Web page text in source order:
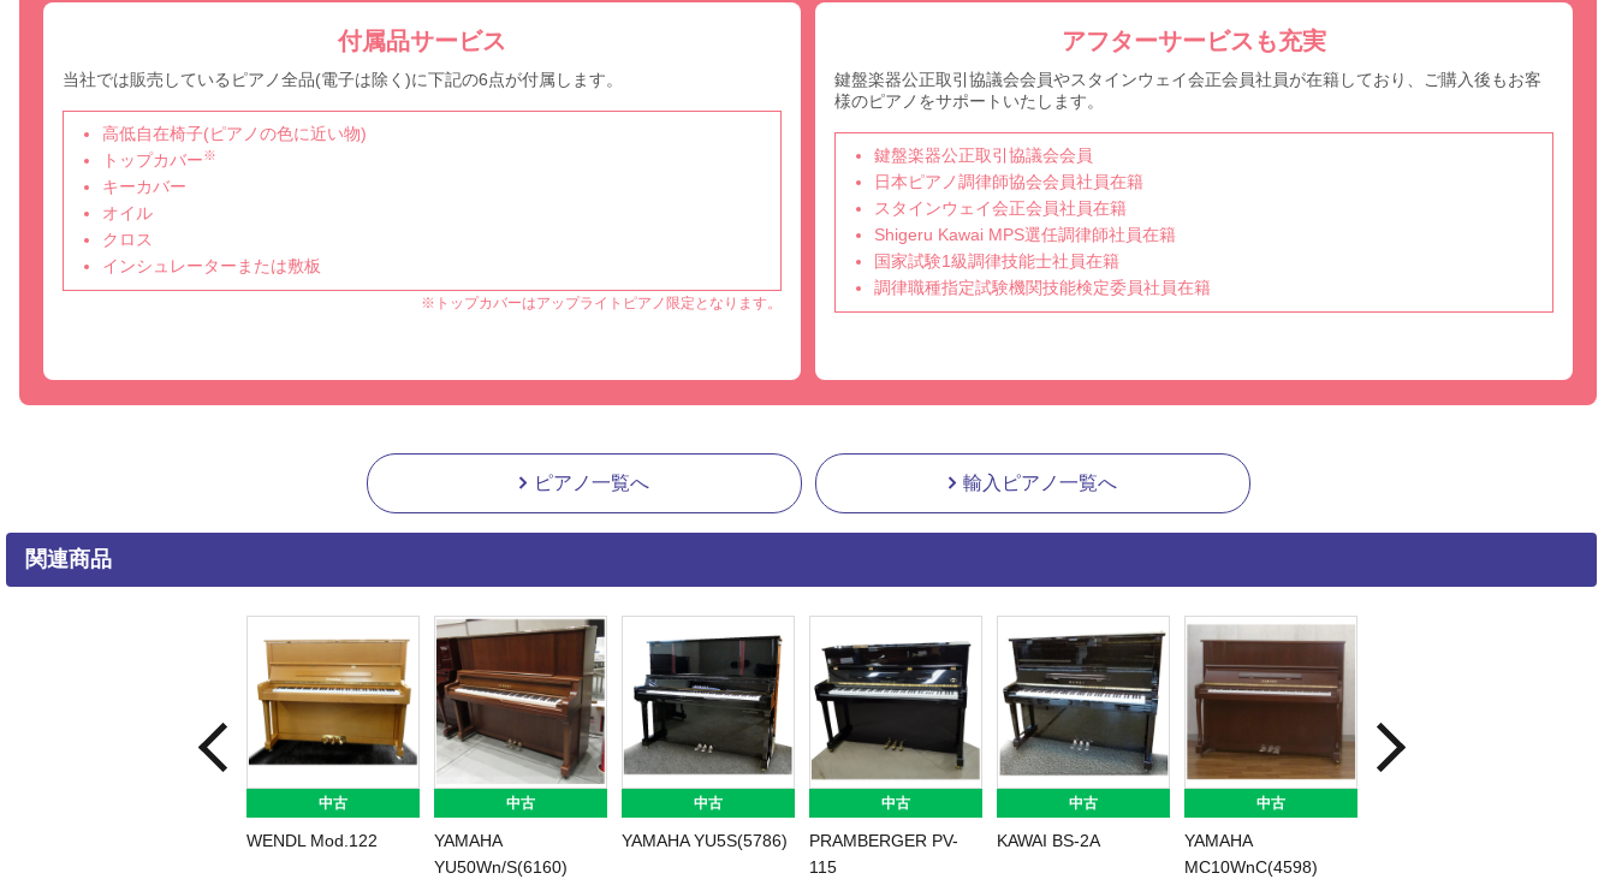
付属品サービス
当社では販売しているピアノ全品(電子は除く)に下記の6点が付属します。
高低自在椅子(ピアノの色に近い物)
トップカバー※
キーカバー
オイル
クロス
インシュレーターまたは敷板
※トップカバーはアップライトピアノ限定となります。
アフターサービスも充実
鍵盤楽器公正取引協議会会員やスタインウェイ会正会員社員が在籍しており、ご購入後もお客
様のピアノをサポートいたします。
鍵盤楽器公正取引協議会会員
日本ピアノ調律師協会会員社員在籍
スタインウェイ会正会員社員在籍
Shigeru Kawai MPS選任調律師社員在籍
国家試験1級調律技能士社員在籍
調律職種指定試験機関技能検定委員社員在籍
ピアノ一覧へ 輸入ピアノ一覧へ
関連商品
中古
WENDL Mod.122
中古
YAMAHA
YU50Wn/S(6160)
中古
YAMAHA YU5S(5786)
中古
PRAMBERGER PV-
115
中古
KAWAI BS-2A
中古
YAMAHA
MC10WnC(4598)